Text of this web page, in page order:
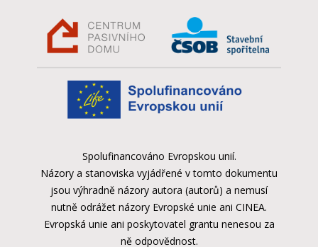
Spolufinancováno Evropskou unií.
Názory a stanoviska vyjádřené v tomto dokumentu
jsou výhradně názory autora (autorů) a nemusí
nutně odrážet názory Evropské unie ani CINEA.
Evropská unie ani poskytovatel grantu nenesou za
ně odpovědnost.